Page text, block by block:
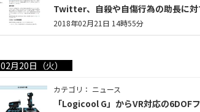
Twitter、自殺や自傷行為の助長に対
2018年02月21日 14時55分
02月20日（火）
カテゴリ： ニュース
「Logicool G」からVR対応の6DOF